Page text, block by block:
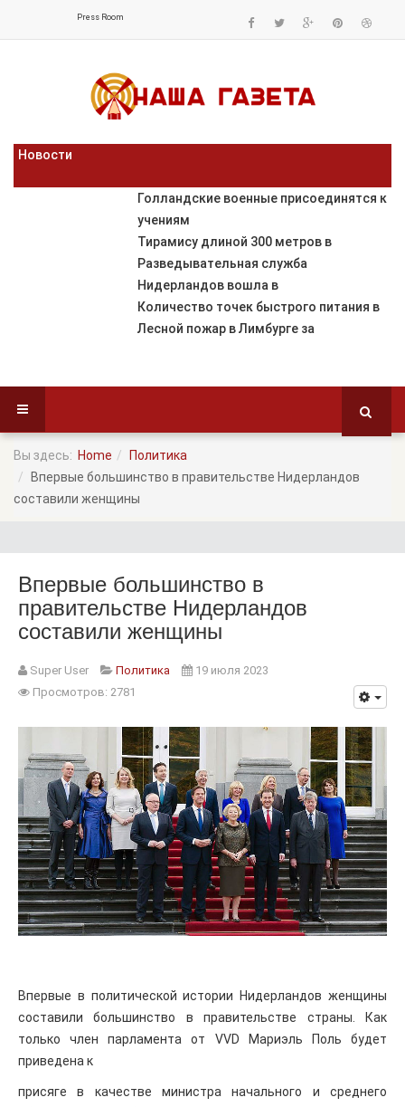
Press Room
Новости
Голландские военные присоединятся к
учениям
Тирамису длиной 300 метров в
Разведывательная служба
Нидерландов вошла в
Количество точек быстрого питания в
Лесной пожар в Лимбурге за
Вы здесь: Home
Политика
Впервые большинство в правительстве Нидерландов
составили женщины
Впервые большинство в
правительстве Нидерландов
составили женщины
Super User Политика
19 июля 2023
Просмотров: 2781
Впервые в политической истории Нидерландов женщины
составили большинство в правительстве страны. Как
только член парламента от VVD Мариэль Поль будет
приведена к
присяге в качестве министра начального и среднего